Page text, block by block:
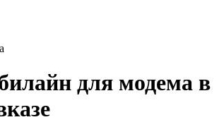
для модема в